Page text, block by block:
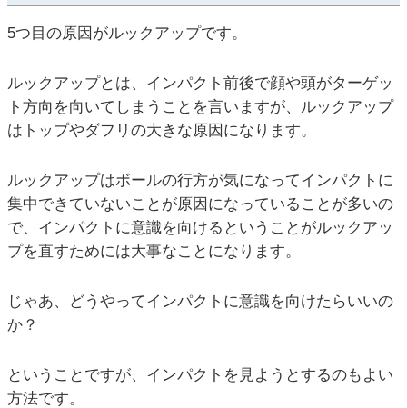
5つ目の原因がルックアップです。
ルックアップとは、インパクト前後で顔や頭がターゲッ
ト方向を向いてしまうことを言いますが、ルックアップ
はトップやダフリの大きな原因になります。
ルックアップはボールの行方が気になってインパクトに
集中できていないことが原因になっていることが多いの
で、インパクトに意識を向けるということがルックアッ
プを直すためには大事なことになります。
じゃあ、どうやってインパクトに意識を向けたらいいの
か？
ということですが、インパクトを見ようとするのもよい
方法です。